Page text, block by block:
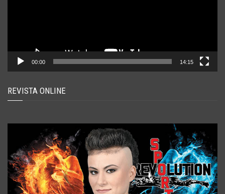
00:00 14:15
REVISTA ONLINE